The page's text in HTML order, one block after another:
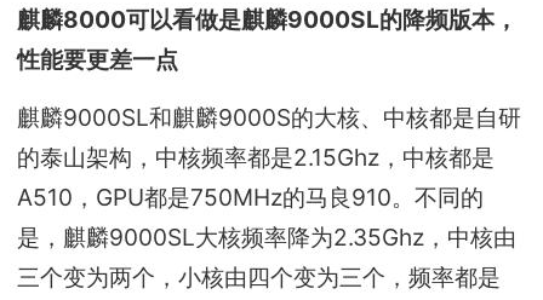
麒麟8000可以看做是麒麟9000SL的降频版本，
性能要更差一点
麒麟9000SL和麒麟9000S的大核、中核都是自研
的泰山架构，中核频率都是2.15Ghz，中核都是
A510，GPU都是750MHz的马良910。不同的
是，麒麟9000SL大核频率降为2.35Ghz，中核由
三个变为两个，小核由四个变为三个，频率都是